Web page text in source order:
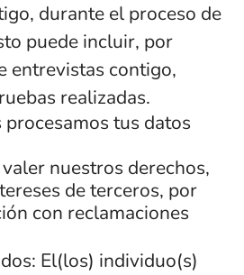
durante el proceso de
puede incluir, por
entrevistas contigo,
realizadas.
procesamos tus datos
nuestros derechos,
de terceros, por
con reclamaciones
El(los) individuo(s)